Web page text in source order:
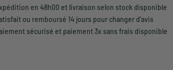
en 48h00 et livraison selon stock disponible
ou remboursé 14 jours pour changer d'avis
sécurisé et paiement 3x sans frais disponible